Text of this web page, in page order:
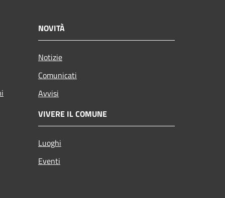
NOVITÀ
Notizie
Comunicati
Avvisi
VIVERE IL COMUNE
Luoghi
Eventi